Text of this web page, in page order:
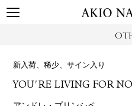
新入荷、稀少、サイン入り
YOU'RE LIVING FOR
ONLINE